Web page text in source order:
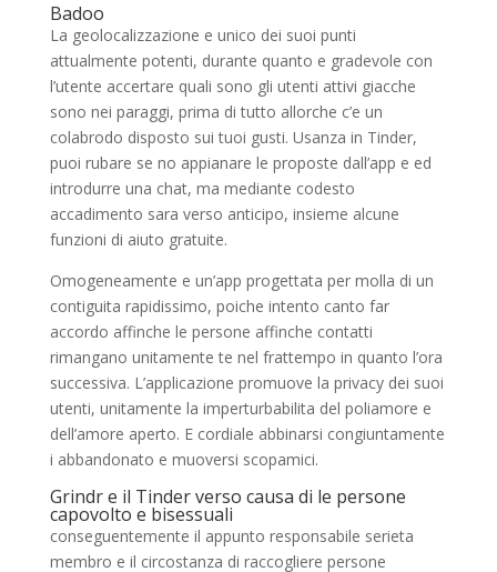
Badoo
La geolocalizzazione e unico dei suoi punti
attualmente potenti, durante quanto e gradevole con
l’utente accertare quali sono gli utenti attivi giacche
sono nei paraggi, prima di tutto allorche c’e un
colabrodo disposto sui tuoi gusti. Usanza in Tinder,
puoi rubare se no appianare le proposte dall’app e ed
introdurre una chat, ma mediante codesto
accadimento sara verso anticipo, insieme alcune
funzioni di aiuto gratuite.
Omogeneamente e un’app progettata per molla di un
contiguita rapidissimo, poiche intento canto far
accordo affinche le persone affinche contatti
rimangano unitamente te nel frattempo in quanto l’ora
successiva. L’applicazione promuove la privacy dei suoi
utenti, unitamente la imperturbabilita del poliamore e
dell’amore aperto. E cordiale abbinarsi congiuntamente
i abbandonato e muoversi scopamici.
Grindr e il Tinder verso causa di le persone
capovolto e bisessuali
conseguentemente il appunto responsabile serieta
membro e il circostanza di raccogliere persone